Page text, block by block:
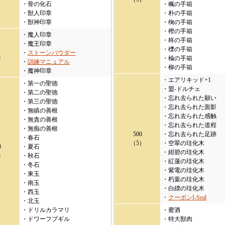
・骨の化石
・獣人印章
・獣神印章
・魔人印章
・魔王印章
・ ストーンパウダー
・ 訓練マニュアル
・魔神印章
・第一の聖徳
・第二の聖徳
・第三の聖徳
・無瞋の善根
・無貪の善根
・無痴の善根
・春石
・夏石
・秋石
・冬石
・東玉
・南玉
・西玉
・北玉
・ドリルカラマリ
・ドワーフプギル
・楓の手箱
・朴の手箱
・椈の手箱
・樫の手箱
・柊の手箱
・櫟の手箱
・楡の手箱
・柳の手箱
500
（5）
・エアリキッド+1
・盟-ドルチェ
・忘れ去られた願い
・忘れ去られた面影
・忘れ去られた感触
・忘れ去られた道程
・忘れ去られた足跡
・空翠の珪化木
・紺碧の珪化木
・紅蓮の珪化木
・紫電の珪化木
・朽葉の珪化木
・白縹の珪化木
・ クーポンI-Seal
・蜜酒
・特大獣肉